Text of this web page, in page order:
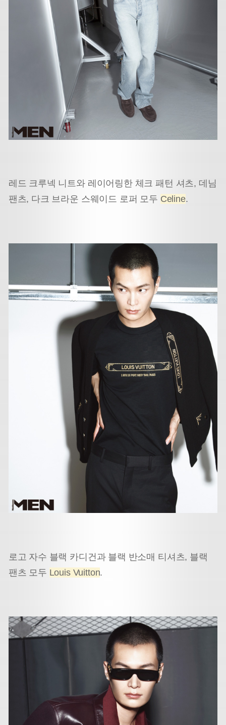
레드 크루넥 니트와 레이어링한 체크 패턴 셔츠, 데님
팬츠, 다크 브라운 스웨이드 로퍼 모두 Celine.
로고 자수 블랙 카디건과 블랙 반소매 티셔츠, 블랙
팬츠 모두 Louis Vuitton.